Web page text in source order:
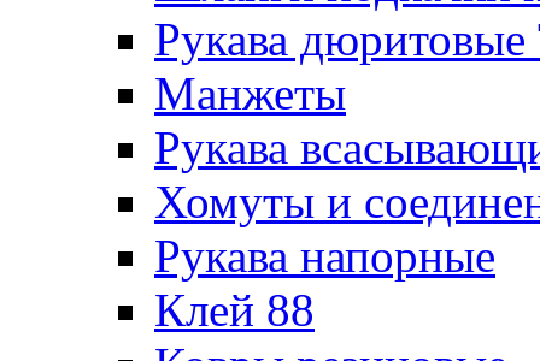
Рукава
Манжеты
Рукава
Хомуты и
Рукава напорные
Клей 88